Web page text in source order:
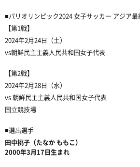
■パリオリンピック2024 女子サッカー アジア
【第1戦】
2024年2月24日（土）
vs朝鮮民主主義人民共和国女子代表
【第2戦】
2024年2月28日（水）
vs 朝鮮民主主義人民共和国女子代表
国立競技場
■選出選手
田中桃子（たなか ももこ）
2000年3月17日生まれ